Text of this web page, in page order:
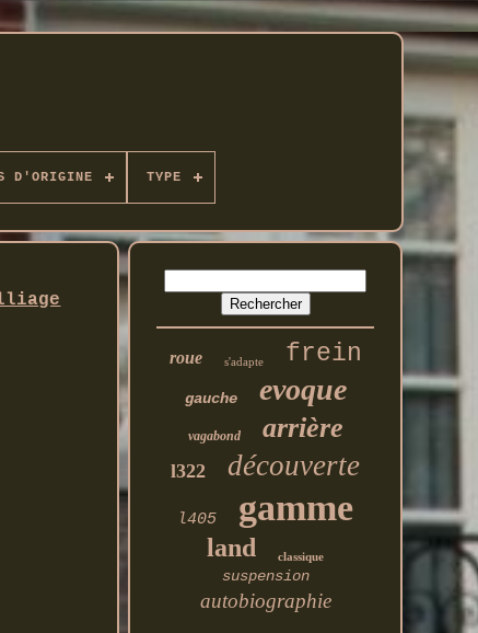
D'ORIGINE TYPE
roue s'adapte frein
gauche evoque
vagabond arrière
l322 découverte
l405 gamme
land classique
suspension
autobiographie